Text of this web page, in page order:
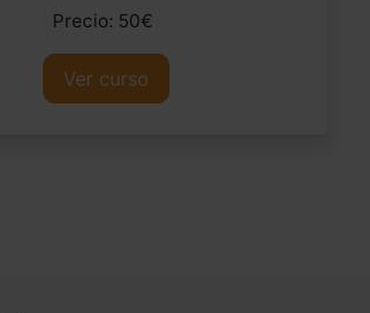
Precio: 50€
Ver curso